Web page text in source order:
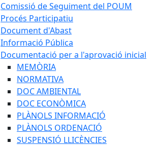
Comissió de Seguiment del POUM
Procés Participatiu
Document d'Abast
Informació Pública
Documentació per a l'aprovació inicial
MEMÒRIA
NORMATIVA
DOC AMBIENTAL
DOC ECONÒMICA
PLÀNOLS INFORMACIÓ
PLÀNOLS ORDENACIÓ
SUSPENSIÓ LLICÈNCIES